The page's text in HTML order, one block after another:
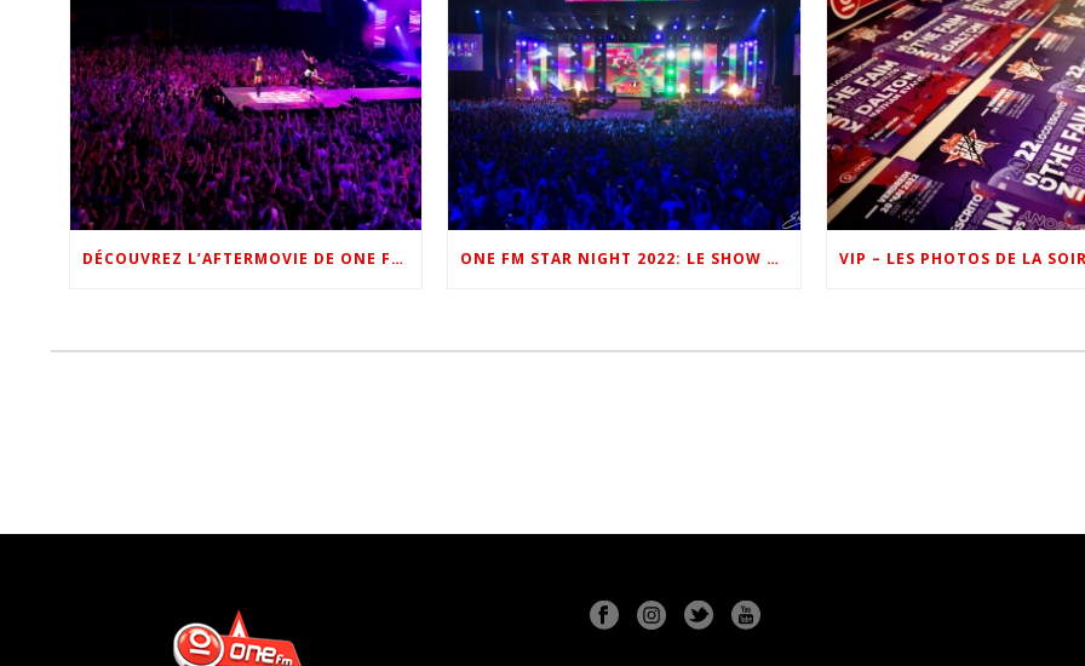
DÉCOUVREZ L’AFTERMOVIE DE ONE FM STAR NIGHT 2022 ! ONE FM STAR NIGHT 2022: LE SHOW EN IMAGES